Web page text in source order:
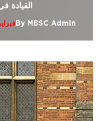
القيادة
By MBSC Admin فبراير 10,